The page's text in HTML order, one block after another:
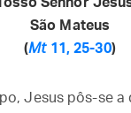
São Mateus
(Mt 11, 25-30)
Jesus pôs-se a